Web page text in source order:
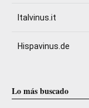
Italvinus.it
Hispavinus.de
Lo más buscado